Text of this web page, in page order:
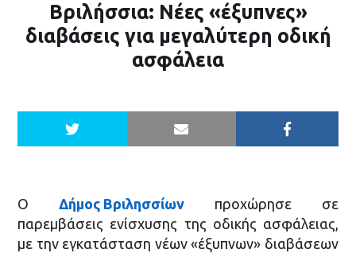
Βριλήσσια: Νέες «έξυπνες»
διαβάσεις για μεγαλύτερη οδική
ασφάλεια
ΟΔήμος Βριλησσίων προχώρησε σε
παρεμβάσεις ενίσχυσης της οδικής ασφάλειας,
με την εγκατάσταση νέων «έξυπνων» διαβάσεων